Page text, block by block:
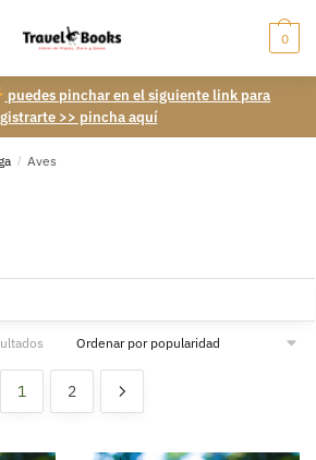
0
puedes pinchar en el siguiente link para
>> pincha aquí
/ Aves
Ordenado
1 2